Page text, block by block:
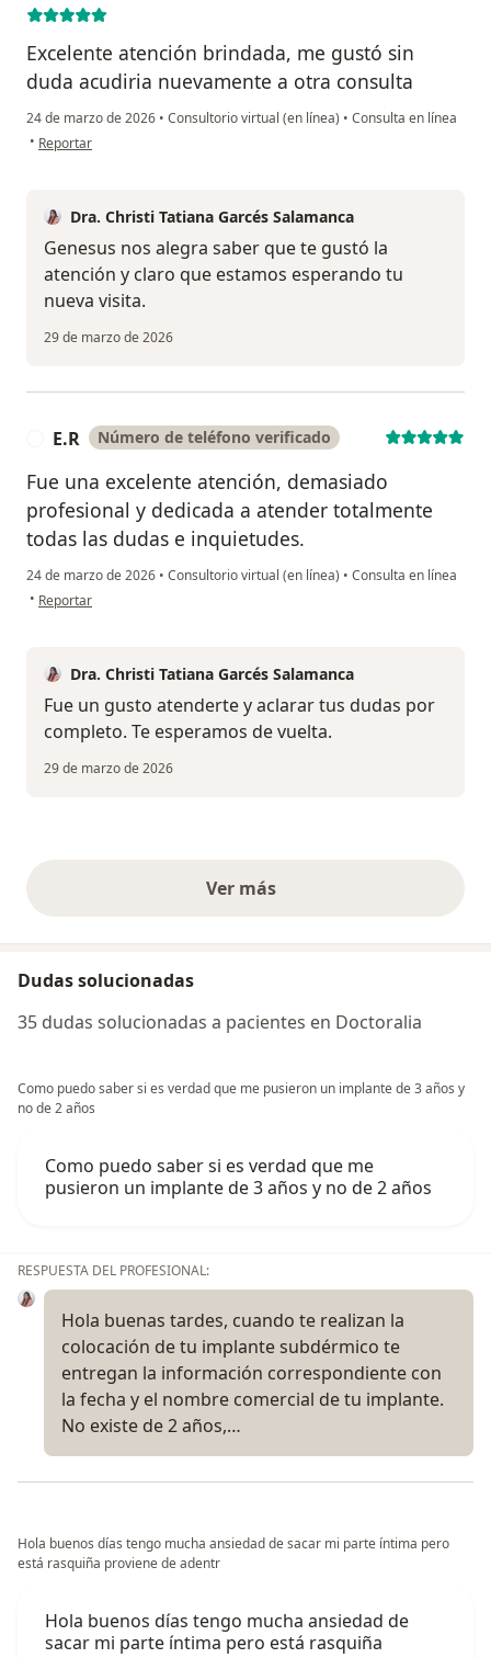
Excelente atención brindada, me gustó sin
duda acudiria nuevamente a otra consulta
24 de marzo de 2026 • Consultorio virtual (en línea) • Consulta en línea
• en opinión del usuario Genessis Adriana Cañón villalba
Reportar
Dra. Christi Tatiana Garcés Salamanca
Genesus nos alegra saber que te gustó la
atención y claro que estamos esperando tu
nueva visita.
29 de marzo de 2026
E.R Número de teléfono verificado
Fue una excelente atención, demasiado
profesional y dedicada a atender totalmente
todas las dudas e inquietudes.
24 de marzo de 2026 • Consultorio virtual (en línea) • Consulta en línea
• en opinión del usuario E.R
Reportar
Dra. Christi Tatiana Garcés Salamanca
Fue un gusto atenderte y aclarar tus dudas por
completo. Te esperamos de vuelta.
29 de marzo de 2026
Ver másopiniones anteriores
Dudas solucionadas
35 dudas solucionadas a pacientes en Doctoralia
Como puedo saber si es verdad que me pusieron un implante de 3 años y
no de 2 años
Como puedo saber si es verdad que me
pusieron un implante de 3 años y no de 2 años
RESPUESTA DEL PROFESIONAL:
Hola buenas tardes, cuando te realizan la
colocación de tu implante subdérmico te
entregan la información correspondiente con
la fecha y el nombre comercial de tu implante.
No existe de 2 años,…
Hola buenos días tengo mucha ansiedad de sacar mi parte íntima pero
está rasquiña proviene de adentr
Hola buenos días tengo mucha ansiedad de
sacar mi parte íntima pero está rasquiña